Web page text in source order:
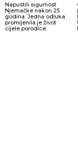
Napustili sigurnost
Njemačke nakon 25
godina: Jedna odluka
promijenila je život
cijele porodice